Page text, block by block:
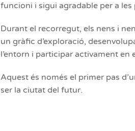
funcioni i sigui agradable per a les
Durant el recorregut, els nens i
un gràfic d’exploració,
l’entorn i participar activament en
Aquest és només el primer pas
ser la ciutat del futur.